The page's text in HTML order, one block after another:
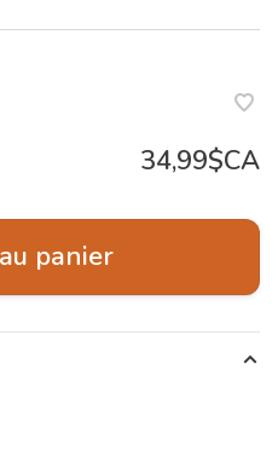
34,99$CA
panier